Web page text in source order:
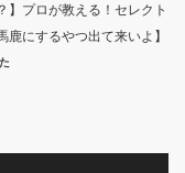
】プロが教える！セレクト
にするやつ出て来いよ】